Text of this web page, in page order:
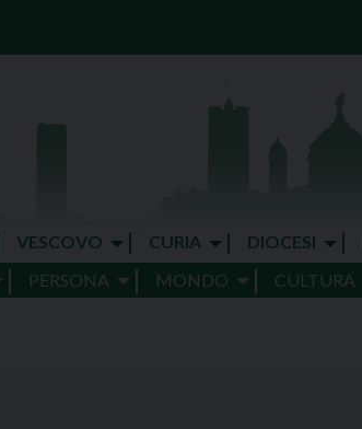
VESCOVO CURIA DIOCESI
PERSONA MONDO CULTURA